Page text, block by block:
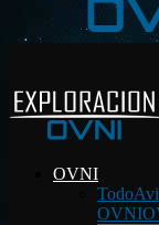
OVNI
Todo
OVNI